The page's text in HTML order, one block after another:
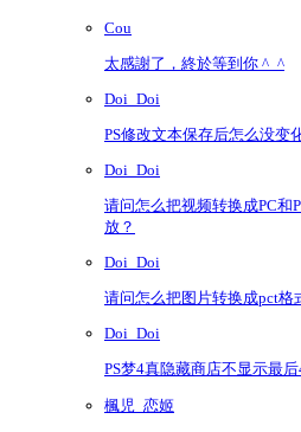
Cou
太感謝了，終於等到你 ^_^
Doi_Doi
PS修改文本保存后怎么没变
Doi_Doi
请问怎么把视频转换成PC和
放？
Doi_Doi
请问怎么把图片转换成pct格
Doi_Doi
PS梦4真隐藏商店不显示最
楓児_恋姬